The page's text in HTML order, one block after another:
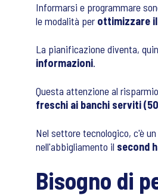
Informarsi e programmare
le modalità per ottimizzare
La pianificazione diventa,
informazioni.
Questa attenzione al
freschi ai banchi serviti
Nel settore tecnologico, c'è
nell'abbigliamento il second
Bisogno di